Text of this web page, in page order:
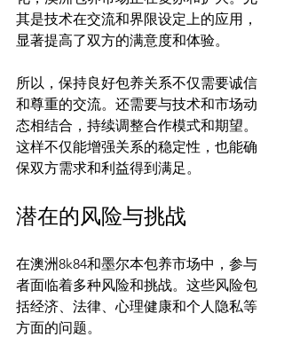
其是技术在交流和界限设定上的应用，
显著提高了双方的满意度和体验。
所以，保持良好包养关系不仅需要诚信
和尊重的交流。还需要与技术和市场动
态相结合，持续调整合作模式和期望。
这样不仅能增强关系的稳定性，也能确
潜在的风险与挑战
在澳洲8k84和墨尔本包养市场中，参与
者面临着多种风险和挑战。这些风险包
括经济、法律、心理健康和个人隐私等
方面的问题。